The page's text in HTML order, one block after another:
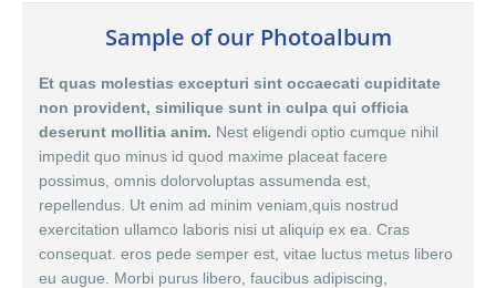
Sample of our Photoalbum
Et quas molestias excepturi sint occaecati cupiditate
non provident, similique sunt in culpa qui officia
deserunt mollitia anim. Nest eligendi optio cumque nihil
impedit quo minus id quod maxime placeat facere
possimus, omnis dolorvoluptas assumenda est,
repellendus. Ut enim ad minim veniam,quis nostrud
exercitation ullamco laboris nisi ut aliquip ex ea. Cras
consequat. eros pede semper est, vitae luctus metus libero
eu augue. Morbi purus libero, faucibus adipiscing,